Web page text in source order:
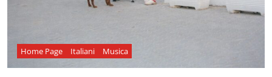
Home Page Italiani Musica